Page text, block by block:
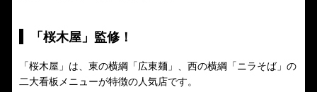
「桜木屋」監修！
「桜木屋」は、東の横綱「広東麺」、西の横綱「ニラそば」の
二大看板メニューが特徴の人気店です。